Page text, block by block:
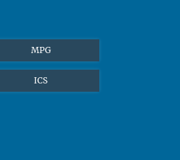
MPG
ICS